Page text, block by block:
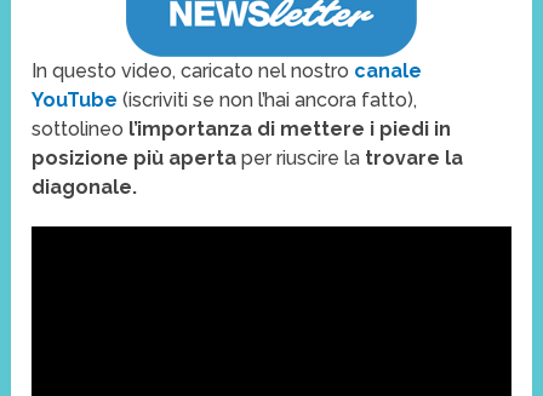
In questo video, caricato nel nostro canale
YouTube (iscriviti se non l’hai ancora fatto),
sottolineo l’importanza di mettere i piedi in
posizione più apertaper riuscire la trovare la
diagonale.